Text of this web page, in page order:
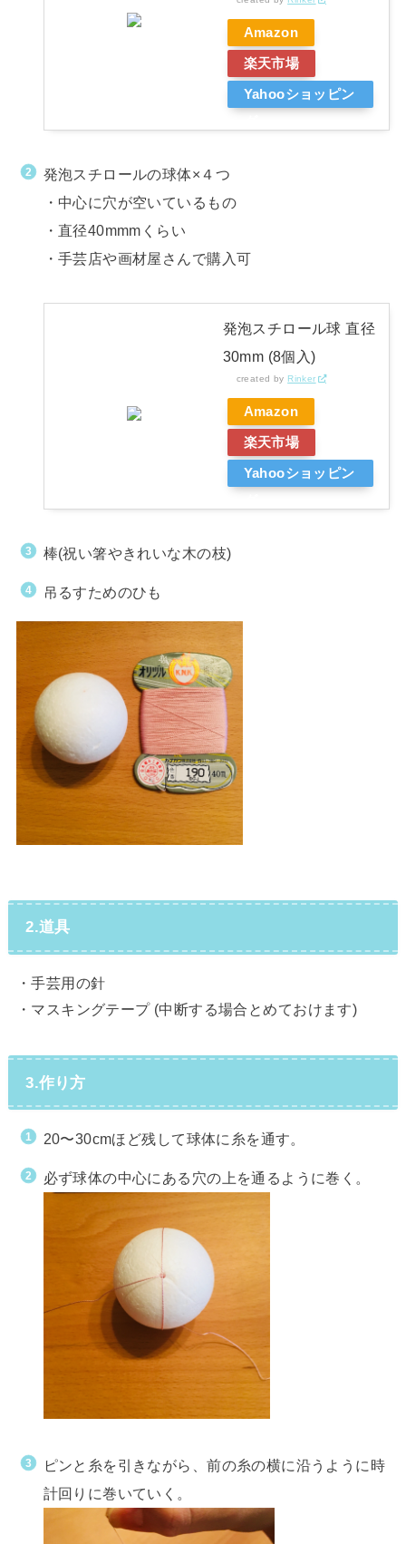
Amazon
楽天市場
Yahooショッピン
発泡スチロールの球体×４つ
・中心に穴が空いているもの
・直径40mmmくらい
・手芸店や画材屋さんで購入可
発泡スチロール球 直径
30mm (8個入)
created by Rinker
Amazon
楽天市場
Yahooショッピン
棒(祝い箸やきれいな木の枝)
吊るすためのひも
2.道具
・手芸用の針
・マスキングテープ (中断する場合とめておけます)
3.作り方
20〜30cmほど残して球体に糸を通す。
必ず球体の中心にある穴の上を通るように巻く。
ピンと糸を引きながら、前の糸の横に沿うように時
計回りに巻いていく。